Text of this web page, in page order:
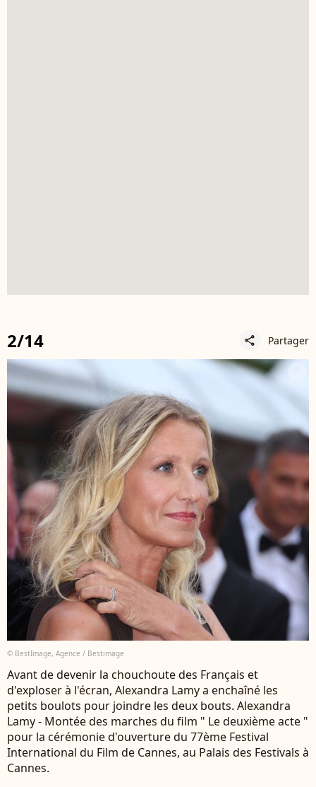
2/14 share Partager
© BestImage, Agence / Bestimage
Avant de devenir la chouchoute des Français et
d'exploser à l'écran, Alexandra Lamy a enchaîné les
petits boulots pour joindre les deux bouts. Alexandra
Lamy - Montée des marches du film " Le deuxième acte "
pour la cérémonie d'ouverture du 77ème Festival
International du Film de Cannes, au Palais des Festivals à
Cannes.